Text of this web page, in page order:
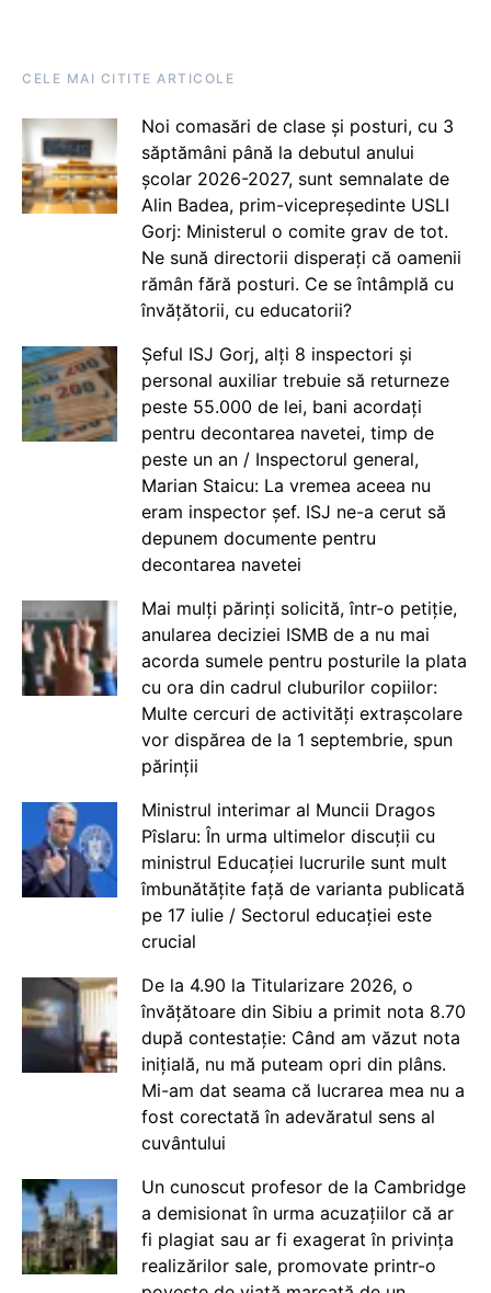
CELE MAI CITITE ARTICOLE
Noi comasări de clase și posturi, cu 3
săptămâni până la debutul anului
școlar 2026-2027, sunt semnalate de
Alin Badea, prim-vicepreședinte USLI
Gorj: Ministerul o comite grav de tot.
Ne sună directorii disperați că oamenii
rămân fără posturi. Ce se întâmplă cu
învățătorii, cu educatorii?
Șeful ISJ Gorj, alți 8 inspectori și
personal auxiliar trebuie să returneze
peste 55.000 de lei, bani acordați
pentru decontarea navetei, timp de
peste un an / Inspectorul general,
Marian Staicu: La vremea aceea nu
eram inspector șef. ISJ ne-a cerut să
depunem documente pentru
decontarea navetei
Mai mulți părinți solicită, într-o petiție,
anularea deciziei ISMB de a nu mai
acorda sumele pentru posturile la plata
cu ora din cadrul cluburilor copiilor:
Multe cercuri de activități extrașcolare
vor dispărea de la 1 septembrie, spun
părinții
Ministrul interimar al Muncii Dragos
Pîslaru: În urma ultimelor discuții cu
ministrul Educației lucrurile sunt mult
îmbunătățite față de varianta publicată
pe 17 iulie / Sectorul educației este
crucial
De la 4.90 la Titularizare 2026, o
învățătoare din Sibiu a primit nota 8.70
după contestație: Când am văzut nota
inițială, nu mă puteam opri din plâns.
Mi-am dat seama că lucrarea mea nu a
fost corectată în adevăratul sens al
cuvântului
Un cunoscut profesor de la Cambridge
a demisionat în urma acuzațiilor că ar
fi plagiat sau ar fi exagerat în privința
realizărilor sale, promovate printr-o